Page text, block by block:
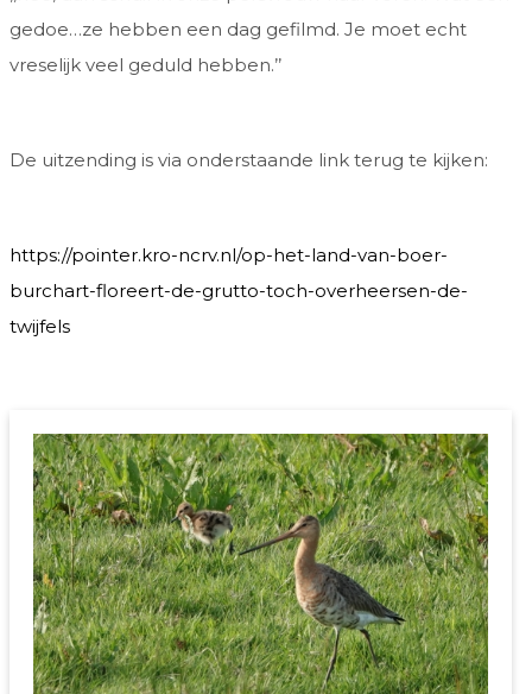
gedoe…ze hebben een dag gefilmd. Je moet echt
vreselijk veel geduld hebben.’’
De uitzending is via onderstaande link terug te kijken:
https://pointer.kro-ncrv.nl/op-het-land-van-boer-
burchart-floreert-de-grutto-toch-overheersen-de-
twijfels